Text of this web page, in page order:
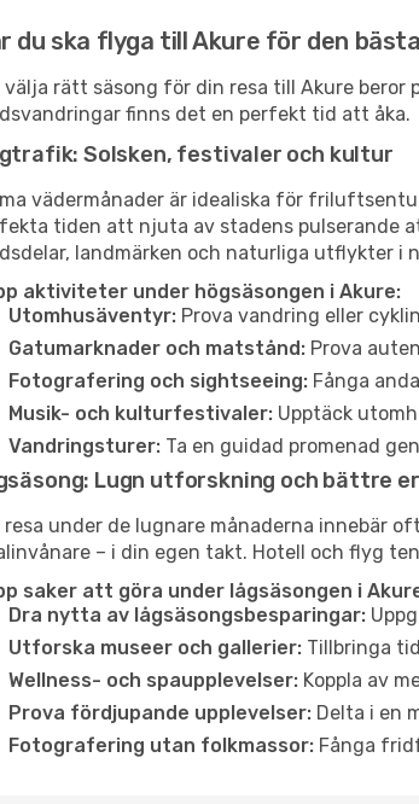
du ska flyga till Akure för den
rätt säsong för din resa till Akure beror
finns det en perfekt tid att åka.
Solsken, festivaler och kultur
vädermånader är idealiska för
tiden att njuta av stadens pulserande
landmärken och naturliga utflykter i
aktiviteter under högsäsongen i Akure:
Utomhusäventyr: Prova vandring eller
Gatumarknader och matstånd: Prova
Fotografering och sightseeing: Fånga
Musik- och kulturfestivaler: Upptäck
Vandringsturer: Ta en guidad promenad
Lugn utforskning och bättre
under de lugnare månaderna innebär
– i din egen takt. Hotell och flyg
saker att göra under lågsäsongen i
Dra nytta av lågsäsongsbesparingar:
Utforska museer och gallerier: Tillbringa
Wellness- och spaupplevelser: Koppla av
Prova fördjupande upplevelser: Delta i en
Fotografering utan folkmassor: Fånga